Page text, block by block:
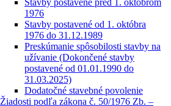
Stavby postavené pred 1. októbrom
1976
Stavby postavené od 1. októbra
1976 do 31.12.1989
Preskúmanie spôsobilosti stavby na
užívanie (Dokončené stavby
postavené od 01.01.1990 do
31.03.2025)
Dodatočné stavebné povolenie
Žiadosti podľa zákona č. 50/1976 Zb. –